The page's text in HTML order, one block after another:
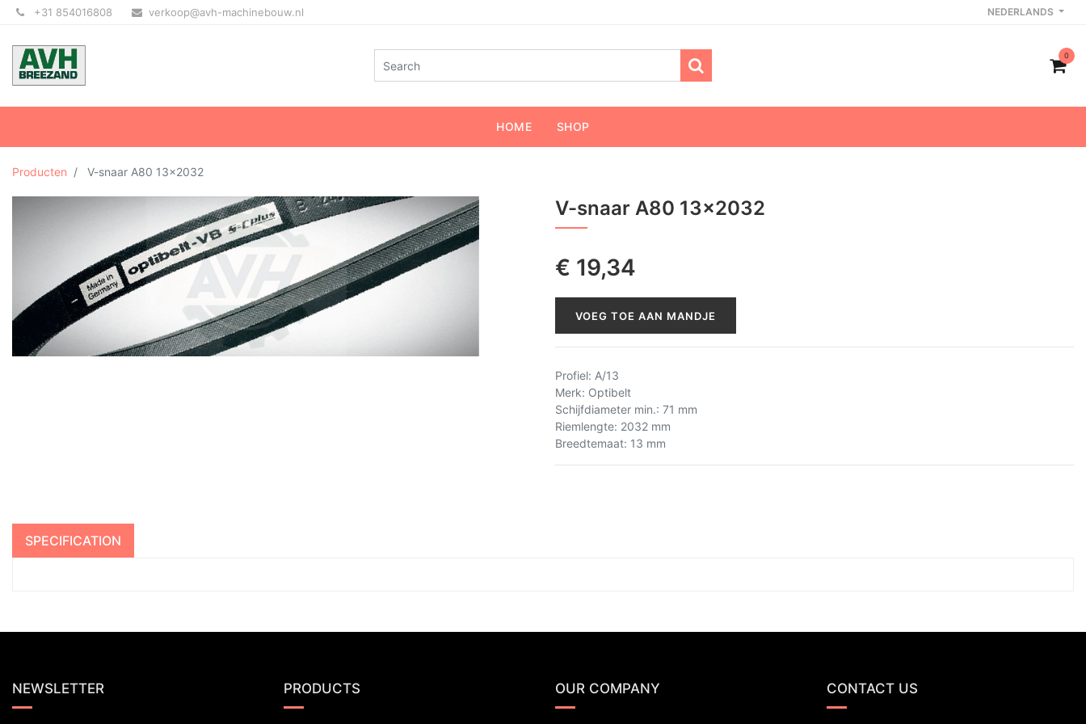
+31 854016808 verkoop@avh-machinebouw.nl NEDERLANDS
0
HOME SHOP
Producten V-snaar A80 13x2032
V-snaar A80 13x2032
€ 19,34
VOEG TOE AAN MANDJE
Profiel: A/13
Merk: Optibelt
Schijfdiameter min.: 71 mm
Riemlengte: 2032 mm
Breedtemaat: 13 mm
SPECIFICATION
NEWSLETTER PRODUCTS OUR COMPANY CONTACT US